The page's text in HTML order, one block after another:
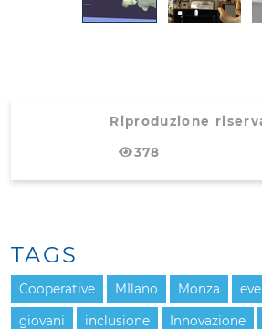
Riproduzione
378
TAGS
Cooperative MIlano Monza
giovani inclusione Innovazione